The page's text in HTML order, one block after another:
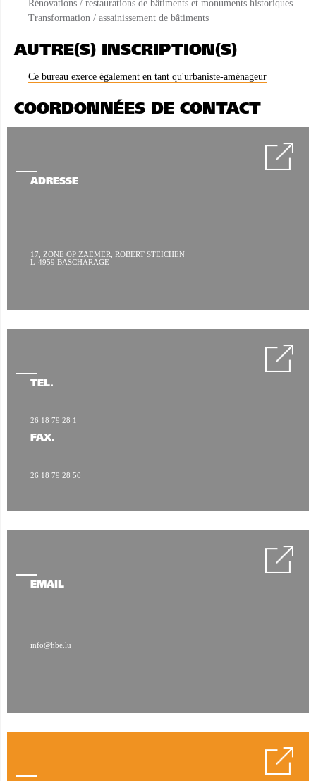
Rénovations / restaurations de bâtiments et monuments historiques
Transformation / assainissement de bâtiments
AUTRE(S) INSCRIPTION(S)
Ce bureau exerce également en tant qu'urbaniste-aménageur
COORDONNÉES DE CONTACT
ADRESSE
17, ZONE OP ZAEMER, ROBERT STEICHEN
L-4959 BASCHARAGE
TÉL.
26 18 79 28 1
FAX.
26 18 79 28 50
EMAIL
info@hbe.lu